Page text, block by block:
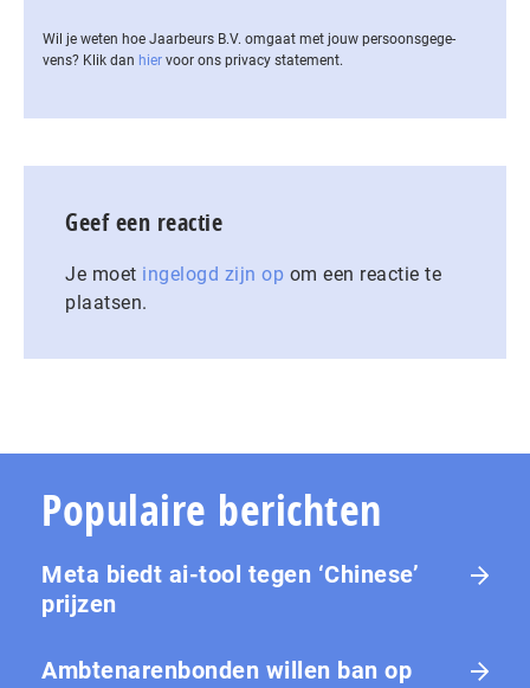
Wil je weten hoe Jaarbeurs B.V. omgaat met jouw per­soons­ge­ge­
vens? Klik dan hier voor ons privacy statement.
Geef een reactie
Je moet ingelogd zijn op om een reactie te
plaatsen.
Populaire berichten
Meta biedt ai-tool tegen ‘Chinese’
prijzen
Ambtenarenbonden willen ban op